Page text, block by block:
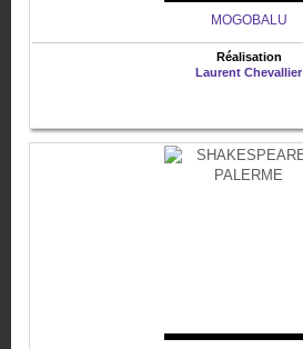
MOGOBALU
Réalisation
Laurent Chevallier